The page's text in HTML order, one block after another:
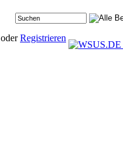
oderRegistrieren